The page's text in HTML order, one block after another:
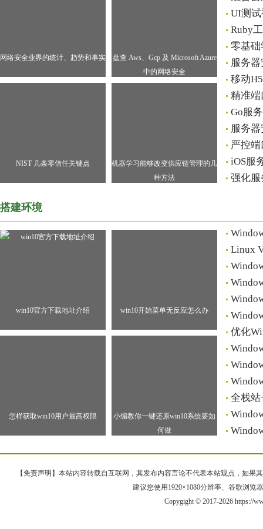
网络安全业界的统计、趋势和事实
盘查 Aws、Gcp 及 Microsoft Azure
中的网络安全
NIST 几条零信任关键点
机器学习能够改变供应链管理的几
种方法
UI测
Ruby
零基
服务
移动
精准端
Go服
服务
严控
iOS服
强化
搭建环境
win10官方下载地址介绍 win10开始菜单无反应怎么办
怎样获取win10用户最高权限
小编教你一键还原win10系统要如
何做
Linux
优化
全栈站
【免责声明】本站内容转载自互联网，其发布内容言论不代表本站观点，如果
建议您使用1920×1080分辨率、谷歌浏览
Copygight © 2017-2026 https://